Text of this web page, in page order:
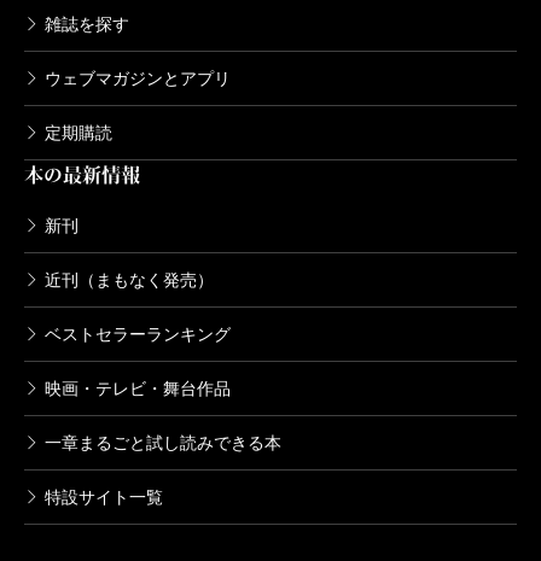
雑誌を探す
ウェブマガジンとアプリ
定期購読
本の最新情報
新刊
近刊（まもなく発売）
ベストセラーランキング
映画・テレビ・舞台作品
一章まるごと試し読みできる本
特設サイト一覧